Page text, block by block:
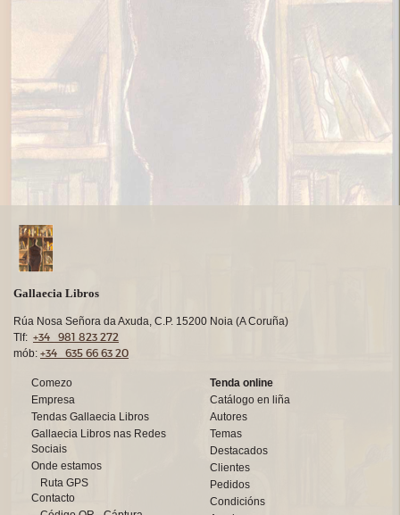
Gallaecia Libros
Rúa Nosa Señora da Axuda, C.P. 15200 Noia (A Coruña)
Tlf: +34 981 823 272
mób: +34 635 66 63 20
Comezo
Empresa
Tendas Gallaecia Libros
Gallaecia Libros nas Redes
Sociais
Onde estamos
Ruta GPS
Contacto
Tenda online
Catálogo en liña
Autores
Temas
Destacados
Clientes
Pedidos
Condicións